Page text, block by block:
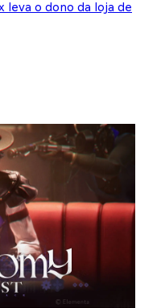
leva o dono da loja de